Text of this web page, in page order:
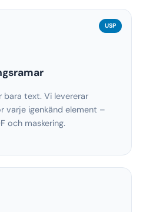
USP
bara text. Vi levererar
varje igenkänd element –
och maskering.